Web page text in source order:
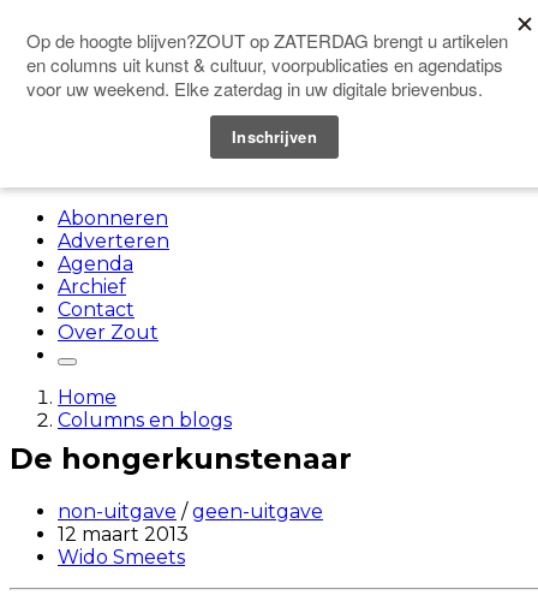
Doneer
Abonneren
Adverteren
Agenda
Archief
Contact
Over Zout
Home
Columns en blogs
De hongerkunstenaar
non-uitgave /geen-uitgave
12 maart 2013
Wido Smeets